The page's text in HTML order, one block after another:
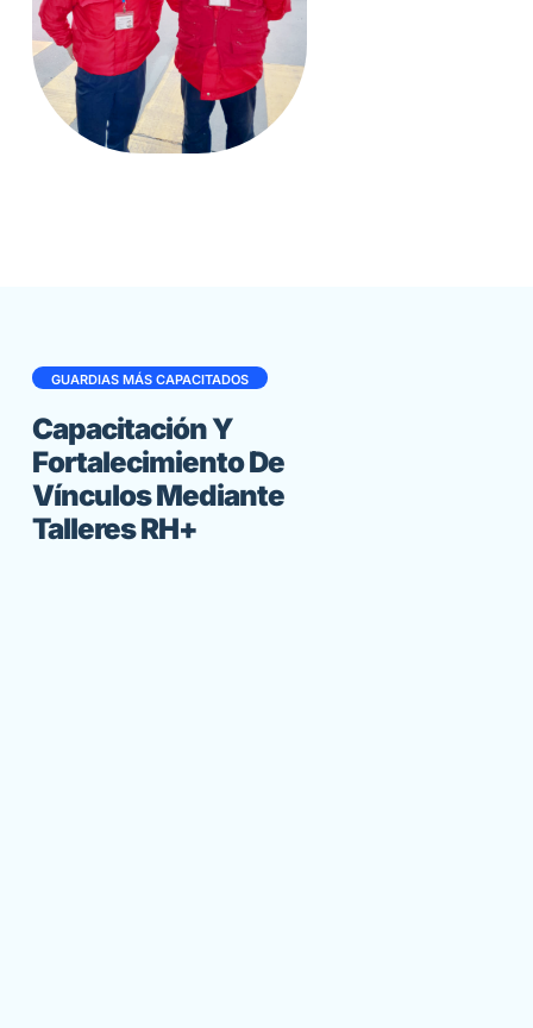
GUARDIAS MÁS CAPACITADOS
Capacitación Y
Fortalecimiento De
Vínculos Mediante
Talleres RH+